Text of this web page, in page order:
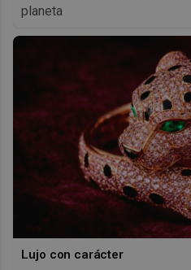
planeta
Lujo con carácter